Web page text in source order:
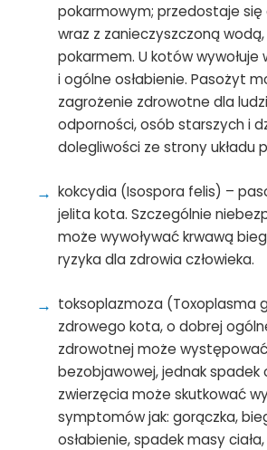
pokarmowym; przedostaje się
wraz z zanieczyszczoną
pokarmem. U kotów
i ogólne osłabienie. Pasożyt
zagrożenie zdrowotne dla
odporności, osób starszych i
dolegliwości ze strony układu
kokcydia (Isospora felis) –
jelita kota. Szczególnie
może wywoływać krwawą
ryzyka dla zdrowia człowieka.
toksoplazmoza (Toxoplasma
zdrowego kota, o dobrej
zdrowotnej może
bezobjawowej, jednak spadek
zwierzęcia może skutkować
symptomów jak: gorączka,
osłabienie, spadek masy